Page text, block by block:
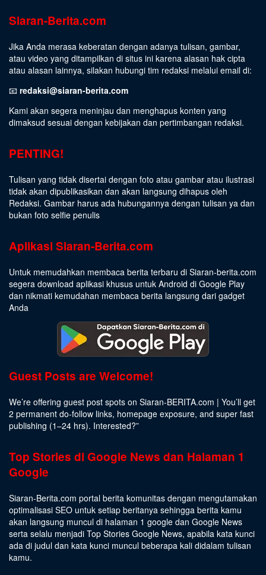
Siaran-Berita.com
Jika Anda merasa keberatan dengan adanya tulisan, gambar,
atau video yang ditampilkan di situs ini karena alasan hak cipta
atau alasan lainnya, silakan hubungi tim redaksi melalui email di:
📧 redaksi@siaran-berita.com
Kami akan segera meninjau dan menghapus konten yang
dimaksud sesuai dengan kebijakan dan pertimbangan redaksi.
PENTING!
Tulisan yang tidak disertai dengan foto atau gambar atau ilustrasi
tidak akan dipublikasikan dan akan langsung dihapus oleh
Redaksi. Gambar harus ada hubungannya dengan tulisan ya dan
bukan foto selfie penulis
Aplikasi Siaran-Berita.com
Untuk memudahkan membaca berita terbaru di Siaran-berita.com
segera download aplikasi khusus untuk Android di Google Play
dan nikmati kemudahan membaca berita langsung dari gadget
Anda
Guest Posts are Welcome!
We’re offering guest post spots on Siaran-BERITA.com | You’ll get
2 permanent do-follow links, homepage exposure, and super fast
publishing (1–24 hrs). Interested?”
Top Stories di Google News dan Halaman 1
Google
Siaran-Berita.com portal berita komunitas dengan mengutamakan
optimalisasi SEO untuk setiap beritanya sehingga berita kamu
akan langsung muncul di halaman 1 google dan Google News
serta selalu menjadi Top Stories Google News, apabila kata kunci
ada di judul dan kata kunci muncul beberapa kali didalam tulisan
kamu.